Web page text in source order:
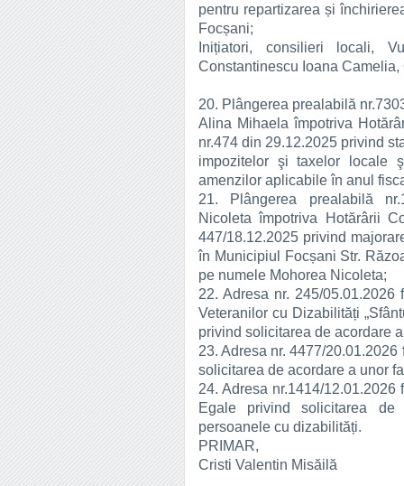
pentru repartizarea și
Focșani;
Inițiatori, consilieri locali,
Constantinescu Ioana
20. Plângerea prealabilă
Alina Mihaela împotriva
nr.474 din 29.12.2025 privind
impozitelor şi taxelor locale
amenzilor aplicabile în anul
21. Plângerea prealabilă
Nicoleta împotriva Hotărârii
447/18.12.2025 privind
în Municipiul Focșani Str.
pe numele Mohorea Nicoleta;
22. Adresa nr. 245/
Veteranilor cu Dizabilități
privind solicitarea de acordare
23. Adresa nr. 4477/
solicitarea de acordare a unor
24. Adresa nr.1414/
Egale privind solicitarea
persoanele cu dizabilități.
PRIMAR,
Cristi Valentin Misăilă